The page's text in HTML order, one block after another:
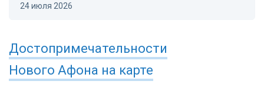
24 июля 2026
Достопримечательности
Нового Афона на карте